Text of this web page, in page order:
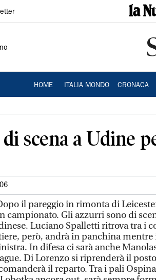
HOME ITALIA MONDO CRONACA
scena a Udine
il pareggio in rimonta di
campionato. Gli azzurri sono di
Luciano Spalletti ritrova tra i
però, andrà in panchina
In difesa ci sarà anche
Di Lorenzo si riprenderà il
il reparto. Tra i pali